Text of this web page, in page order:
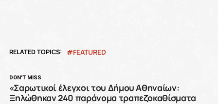
RELATED TOPICS: FEATURED
DON'T MISS
«Σαρωτικοί έλεγχοι του Δήμου Αθηναίων:
Ξηλώθηκαν 240 παράνομα τραπεζοκαθίσματα